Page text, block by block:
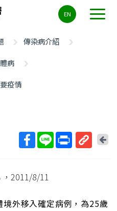
EN
傳染病介紹
病
疫情
址
回
，2011/8/11
外移入確定病例，為25歲